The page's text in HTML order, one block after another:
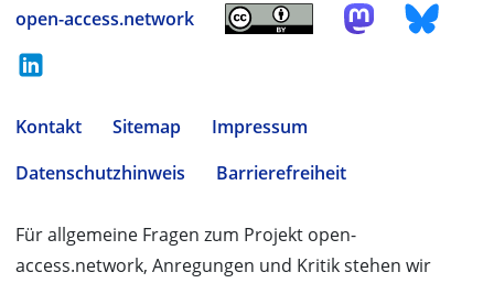
open-access.network
Kontakt Sitemap
Impressum
Datenschutzhinweis
Barrierefreiheit
Für allgemeine Fragen zum Projekt open-
access.network, Anregungen und Kritik stehen wir